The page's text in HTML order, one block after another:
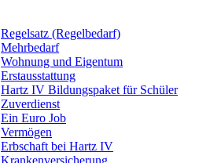
Regelsatz (Regelbedarf)
Mehrbedarf
Wohnung und Eigentum
Erstausstattung
Hartz IV Bildungspaket für Schüler
Zuverdienst
Ein Euro Job
Vermögen
Erbschaft bei Hartz IV
Krankenversicherung